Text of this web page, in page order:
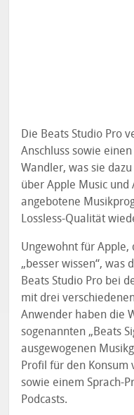
Die Beats Studio Pro
Anschluss sowie
Wandler, was sie
über Apple Music und
angebotene
Lossless-Qualität
Ungewohnt für
„besser wissen“, was
Beats Studio Pro bei
mit drei
Anwender haben die
sogenannten „Beats
ausgewogenen
Profil für den Konsum
sowie einem Sprach-
Podcasts.